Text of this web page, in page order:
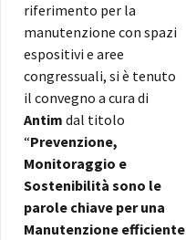
riferimento per la
manutenzione con spazi
espositivi e aree
congressuali, si è tenuto
il convegno a cura di
Antim dal titolo
“Prevenzione,
Monitoraggio e
Sostenibilità sono le
parole chiave per una
Manutenzione efficiente